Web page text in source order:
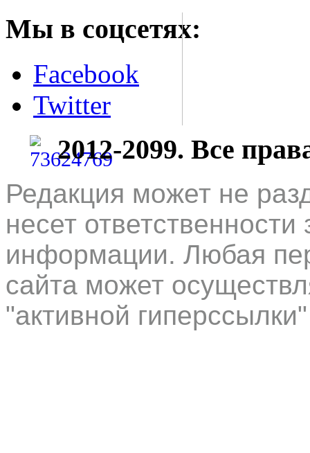
Мы в соцсетях:
Facebook
Twitter
2012-2099. Все
Редакция может не
несет
информации. Любая
сайта может
"активной